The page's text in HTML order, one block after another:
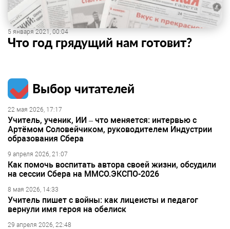
5 января 2021, 00:04
Что год грядущий нам готовит?
Выбор читателей
22 мая 2026, 17:17
Учитель, ученик, ИИ – что меняется: интервью с
Артёмом Соловейчиком, руководителем Индустрии
образования Сбера
9 апреля 2026, 21:07
Как помочь воспитать автора своей жизни, обсудили
на сессии Сбера на ММСО.ЭКСПО-2026
8 мая 2026, 14:33
Учитель пишет с войны: как лицеисты и педагог
вернули имя героя на обелиск
29 апреля 2026, 22:48